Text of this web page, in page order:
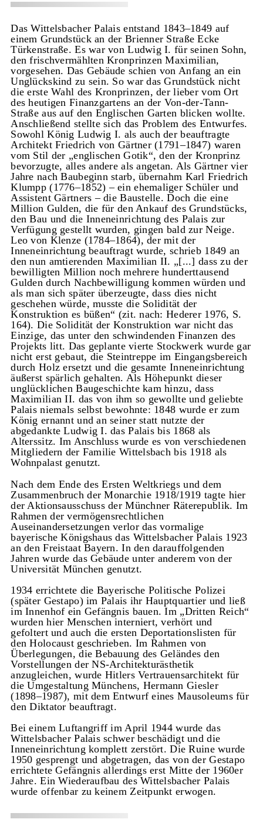
Das Wittelsbacher Palais entstand 1843–1849 auf
einem Grundstück an der Brienner Straße Ecke
Türkenstraße. Es war von Ludwig I. für seinen Sohn,
den frischvermählten Kronprinzen Maximilian,
vorgesehen. Das Gebäude schien von Anfang an ein
Unglückskind zu sein. So war das Grundstück nicht
die erste Wahl des Kronprinzen, der lieber vom Ort
des heutigen Finanzgartens an der Von-der-Tann-
Straße aus auf den Englischen Garten blicken wollte.
Anschließend stellte sich das Problem des Entwurfes.
Sowohl König Ludwig I. als auch der beauftragte
Architekt Friedrich von Gärtner (1791–1847) waren
vom Stil der „englischen Gotik“, den der Kronprinz
bevorzugte, alles andere als angetan. Als Gärtner vier
Jahre nach Baubeginn starb, übernahm Karl Friedrich
Klumpp (1776–1852) – ein ehemaliger Schüler und
Assistent Gärtners – die Baustelle. Doch die eine
Million Gulden, die für den Ankauf des Grundstücks,
den Bau und die Inneneinrichtung des Palais zur
Verfügung gestellt wurden, gingen bald zur Neige.
Leo von Klenze (1784–1864), der mit der
Inneneinrichtung beauftragt wurde, schrieb 1849 an
den nun amtierenden Maximilian II. „[...] dass zu der
bewilligten Million noch mehrere hunderttausend
Gulden durch Nachbewilligung kommen würden und
als man sich später überzeugte, dass dies nicht
geschehen würde, musste die Solidität der
Konstruktion es büßen“ (zit. nach: Hederer 1976, S.
164). Die Solidität der Konstruktion war nicht das
Einzige, das unter den schwindenden Finanzen des
Projekts litt. Das geplante vierte Stockwerk wurde gar
nicht erst gebaut, die Steintreppe im Eingangsbereich
durch Holz ersetzt und die gesamte Inneneinrichtung
äußerst spärlich gehalten. Als Höhepunkt dieser
unglücklichen Baugeschichte kam hinzu, dass
Maximilian II. das von ihm so gewollte und geliebte
Palais niemals selbst bewohnte: 1848 wurde er zum
König ernannt und an seiner statt nutzte der
abgedankte Ludwig I. das Palais bis 1868 als
Alterssitz. Im Anschluss wurde es von verschiedenen
Mitgliedern der Familie Wittelsbach bis 1918 als
Wohnpalast genutzt.
Nach dem Ende des Ersten Weltkriegs und dem
Zusammenbruch der Monarchie 1918/1919 tagte hier
der Aktionsausschuss der Münchner Räterepublik. Im
Rahmen der vermögensrechtlichen
Auseinandersetzungen verlor das vormalige
bayerische Königshaus das Wittelsbacher Palais 1923
an den Freistaat Bayern. In den darauffolgenden
Jahren wurde das Gebäude unter anderem von der
Universität München genutzt.
1934 errichtete die Bayerische Politische Polizei
(später Gestapo) im Palais ihr Hauptquartier und ließ
im Innenhof ein Gefängnis bauen. Im „Dritten Reich“
wurden hier Menschen interniert, verhört und
gefoltert und auch die ersten Deportationslisten für
den Holocaust geschrieben. Im Rahmen von
Überlegungen, die Bebauung des Geländes den
Vorstellungen der NS-Architekturästhetik
anzugleichen, wurde Hitlers Vertrauensarchitekt für
die Umgestaltung Münchens, Hermann Giesler
(1898–1987), mit dem Entwurf eines Mausoleums für
den Diktator beauftragt.
Bei einem Luftangriff im April 1944 wurde das
Wittelsbacher Palais schwer beschädigt und die
Inneneinrichtung komplett zerstört. Die Ruine wurde
1950 gesprengt und abgetragen, das von der Gestapo
errichtete Gefängnis allerdings erst Mitte der 1960er
Jahre. Ein Wiederaufbau des Wittelsbacher Palais
wurde offenbar zu keinem Zeitpunkt erwogen.